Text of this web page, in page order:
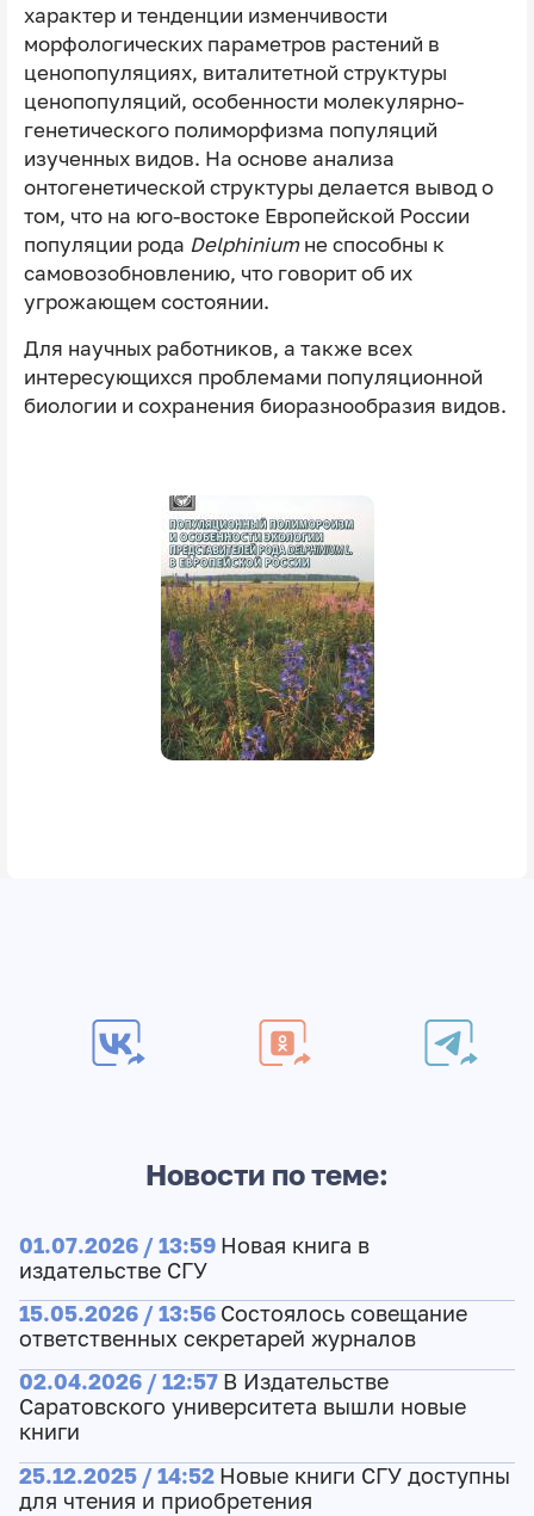
характер и тенденции изменчивости
морфологических параметров растений в
ценопопуляциях, виталитетной структуры
ценопопуляций, особенности молекулярно-
генетического полиморфизма популяций
изученных видов. На основе анализа
онтогенетической структуры делается вывод о
том, что на юго-востоке Европейской России
популяции рода Delphiniumне способны к
самовозобновлению, что говорит об их
угрожающем состоянии.
Для научных работников, а также всех
интересующихся проблемами популяционной
биологии и сохранения биоразнообразия видов.
Новости по теме:
01.07.2026 / 13:59 Новая книга в
издательстве СГУ
15.05.2026 / 13:56 Состоялось совещание
ответственных секретарей журналов
02.04.2026 / 12:57 В Издательстве
Саратовского университета вышли новые
книги
25.12.2025 / 14:52 Новые книги СГУ доступны
для чтения и приобретения